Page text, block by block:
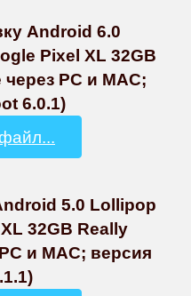
Android 6.0
Pixel XL 32GB
PC и MAC;
6.0.1)
5.0 Lollipop
32GB Really
и MAC; версия